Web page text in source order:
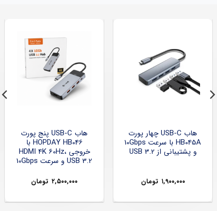
هاب USB-C چهار پورت
HB045A با سرعت 10Gbps
و پشتیبانی از USB 3.2
۱,۹۰۰,۰۰۰ تومان
هاب USB-C پنج پورت
HOPDAY HB046 با
خروجی HDMI 4K 60Hz،
USB 3.2 و سرعت 10Gbps
۲,۵۰۰,۰۰۰ تومان